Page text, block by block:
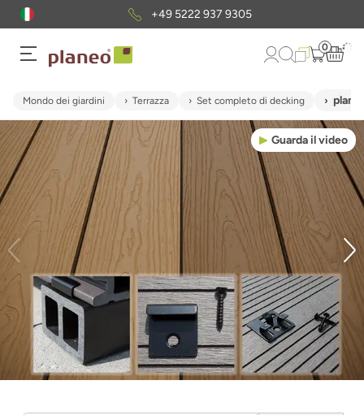
+49 5222 937 9305
0
Mondo dei giardini Terrazza Set completo di decking
Guarda il video